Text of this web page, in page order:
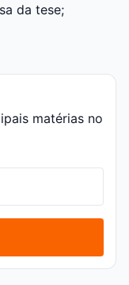
da tese;
matérias no